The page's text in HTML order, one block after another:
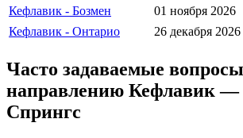
Кефлавик - Бозмен
01 ноября 2026
Кефлавик - Онтарио
26 декабря 2026
Часто задаваемые
направлению Кефлавик —
Спрингс